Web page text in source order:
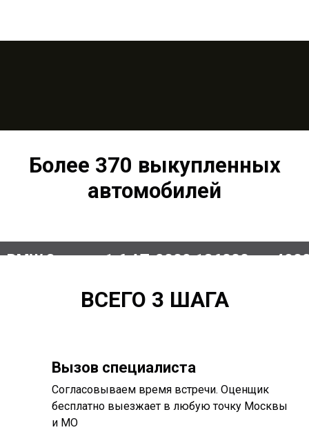
Более 370 выкупленных
автомобилей
BMW 3 серия 1.6 AT, 2009,186000 км
ВСЕГО 3 ШАГА
Вызов специалиста
Согласовываем время встречи. Оценщик
бесплатно выезжает в любую точку Москвы
и МО